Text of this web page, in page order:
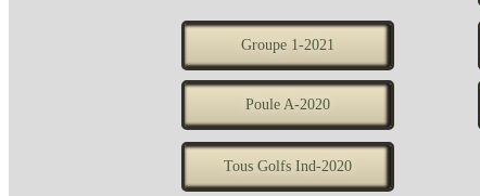
Groupe 1-2021
Poule A-2020
Tous Golfs Ind-2020